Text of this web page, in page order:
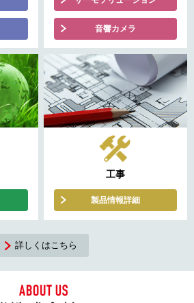
音響カメラ
工事
製品情報詳細
詳しくはこちら